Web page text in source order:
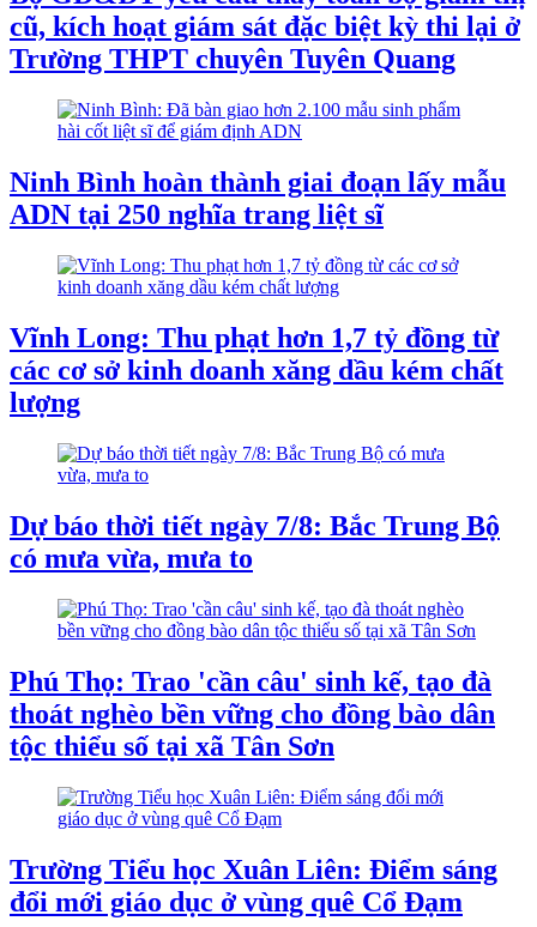
cũ, kích hoạt giám sát đặc biệt kỳ thi lại ở
Trường THPT chuyên Tuyên Quang
Ninh Bình hoàn thành giai đoạn lấy mẫu
ADN tại 250 nghĩa trang liệt sĩ
Vĩnh Long: Thu phạt hơn 1,7 tỷ đồng từ
các cơ sở kinh doanh xăng dầu kém chất
lượng
Dự báo thời tiết ngày 7/8: Bắc Trung Bộ
có mưa vừa, mưa to
Phú Thọ: Trao 'cần câu' sinh kế, tạo đà
thoát nghèo bền vững cho đồng bào dân
tộc thiểu số tại xã Tân Sơn
Trường Tiểu học Xuân Liên: Điểm sáng
đổi mới giáo dục ở vùng quê Cổ Đạm